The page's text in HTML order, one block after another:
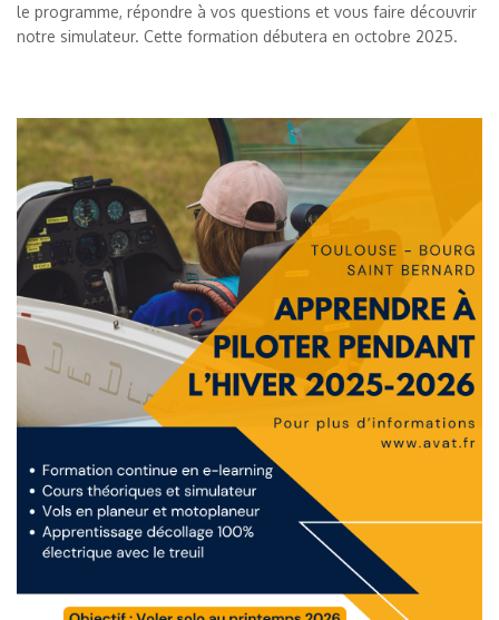
le programme, répondre à vos questions et vous faire découvrir
notre simulateur. Cette formation débutera en octobre 2025.